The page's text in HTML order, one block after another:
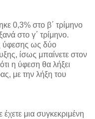
0,3% στο β΄ τρίμηνο
στο γ΄ τρίμηνο.
ύφεσης ως δύο
ίσως μπαίνετε στον
η ύφεση θα λήξει
με την λήξη του
έχετε μια συγκεκριμένη